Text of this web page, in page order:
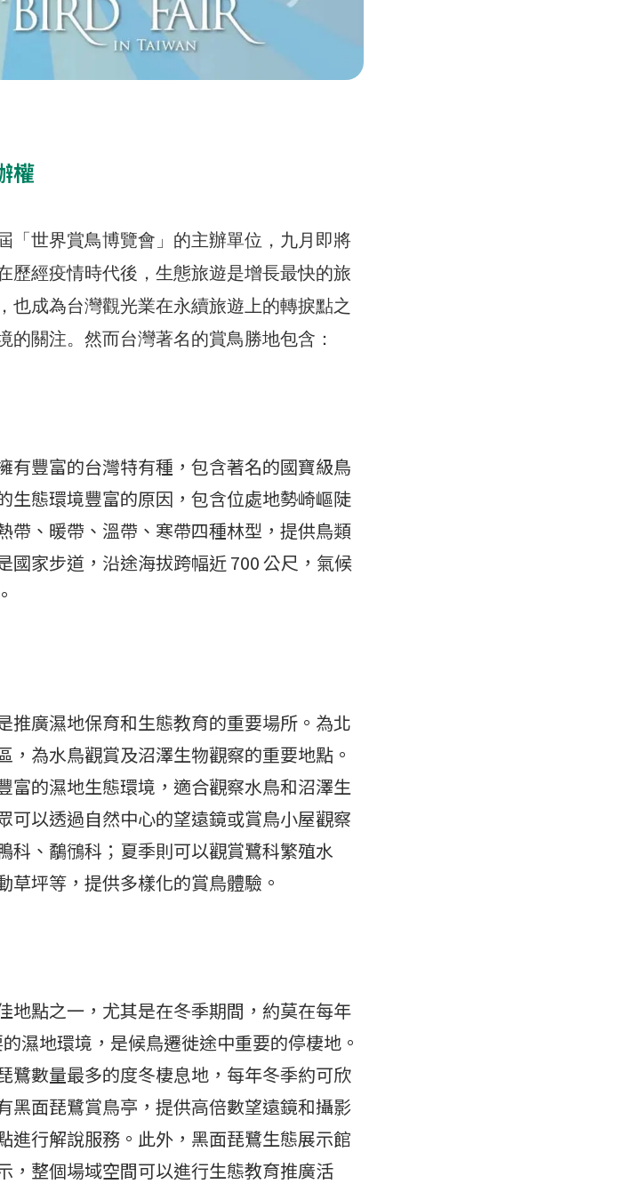
權
「世界賞鳥博覽會」的主辦單位，九月即將
歷經疫情時代後，生態旅遊是增長最快的旅
也成為台灣觀光業在永續旅遊上的轉捩點之
的關注。然而台灣著名的賞鳥勝地包含：
有豐富的台灣特有種，包含著名的國寶級鳥
生態環境豐富的原因，包含位處地勢崎嶇陡
帶、暖帶、溫帶、寒帶四種林型，提供鳥類
國家步道，沿途海拔跨幅近 700 公尺，氣候
推廣濕地保育和生態教育的重要場所。為北
為水鳥觀賞及沼澤生物觀察的重要地點。
富的濕地生態環境，適合觀察水鳥和沼澤生
可以透過自然中心的望遠鏡或賞鳥小屋觀察
科、鷸鴴科；夏季則可以觀賞鷺科繁殖水
坪等，提供多樣化的賞鳥體驗。
地點之一，尤其是在冬季期間，約莫在每年
濕地環境，是候鳥遷徙途中重要的停棲地。
鷺數量最多的度冬棲息地，每年冬季約可欣
黑面琵鷺賞鳥亭，提供高倍數望遠鏡和攝影
進行解說服務。此外，黑面琵鷺生態展示館
，整個場域空間可以進行生態教育推廣活